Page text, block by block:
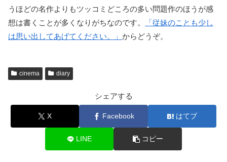
うほどの名作よりもツッコミどころの多い問題作のほうが感
想は書くことが多くなりがちなのです。
「従妹のことも少し
は思い出してあげてください。」 からどうぞ。
cinema diary
シェアする
X Facebook はてブ
LINE コピー